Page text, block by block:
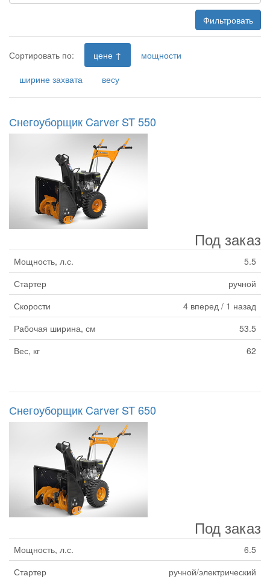
Фильтровать
Сортировать по: цене ↑
мощности
ширине захвата
весу
Снегоуборщик Carver ST 550
Под заказ
Мощность, л.с.
5.5
Стартер
ручной
Скорости
4 вперед / 1 назад
Рабочая ширина, см
53.5
Вес, кг
62
Снегоуборщик Carver ST 650
Под заказ
Мощность, л.с.
6.5
Стартер
ручной/электрический